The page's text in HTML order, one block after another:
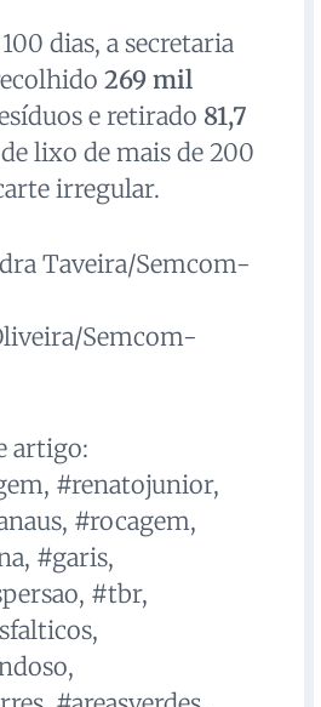
dias, a secretaria
269 mil
e retirado 81,7
de lixo de mais de 200
irregular.
Taveira/Semcom-
Semcom-
artigo:
#renatojunior,
#rocagem,
#garis,
#tbr,